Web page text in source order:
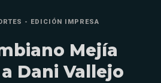
- EDICIÓN IMPRESA
Mejía
Dani Vallejo